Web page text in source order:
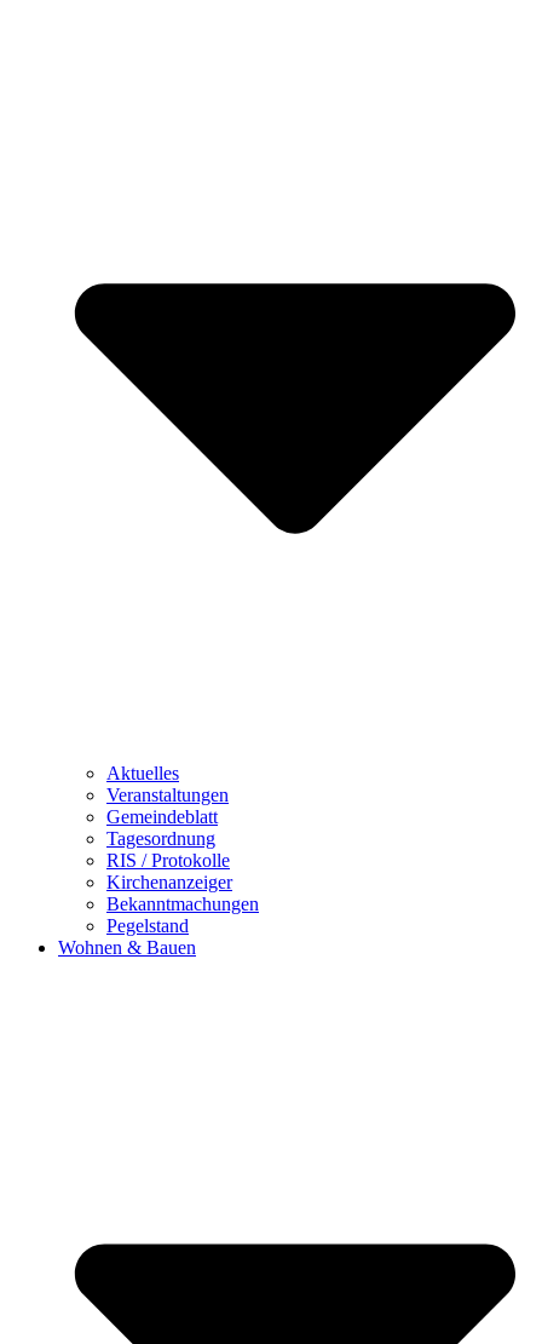
Aktuelles
Veranstaltungen
Gemeindeblatt
Tagesordnung
RIS / Protokolle
Kirchenanzeiger
Bekanntmachungen
Pegelstand
Wohnen & Bauen